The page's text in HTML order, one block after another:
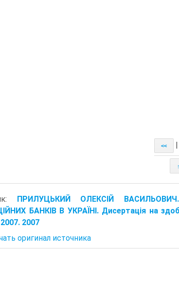
<<
↑
ПРИЛУЦЬКИЙ ОЛЕКСІЙ
БАНКІВ В УКРАЇНІ. Дисертація на
2007
оригинал источника